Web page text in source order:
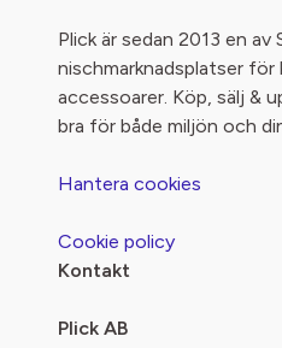
Plick är sedan 2013 en
nischmarknadsplatser för
accessoarer. Köp, sälj &
bra för både miljön och
Hantera cookies
Cookie policy
Kontakt
Plick AB